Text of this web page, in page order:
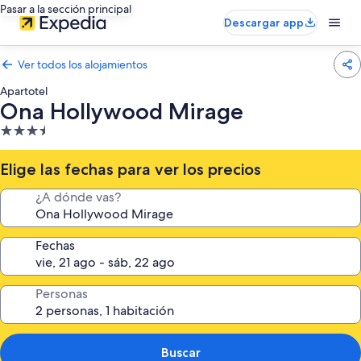
Pasar a la sección principal
Descargar app
Ver todos los alojamientos
Apartotel
Ona Hollywood Mirage
Alojamiento
de
3.5 estrellas
Elige las fechas para ver los precios
¿A dónde vas?
Fechas
Personas
Buscar